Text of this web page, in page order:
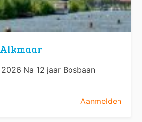
Alkmaar
Na 12 jaar Bosbaan
Aanmelden